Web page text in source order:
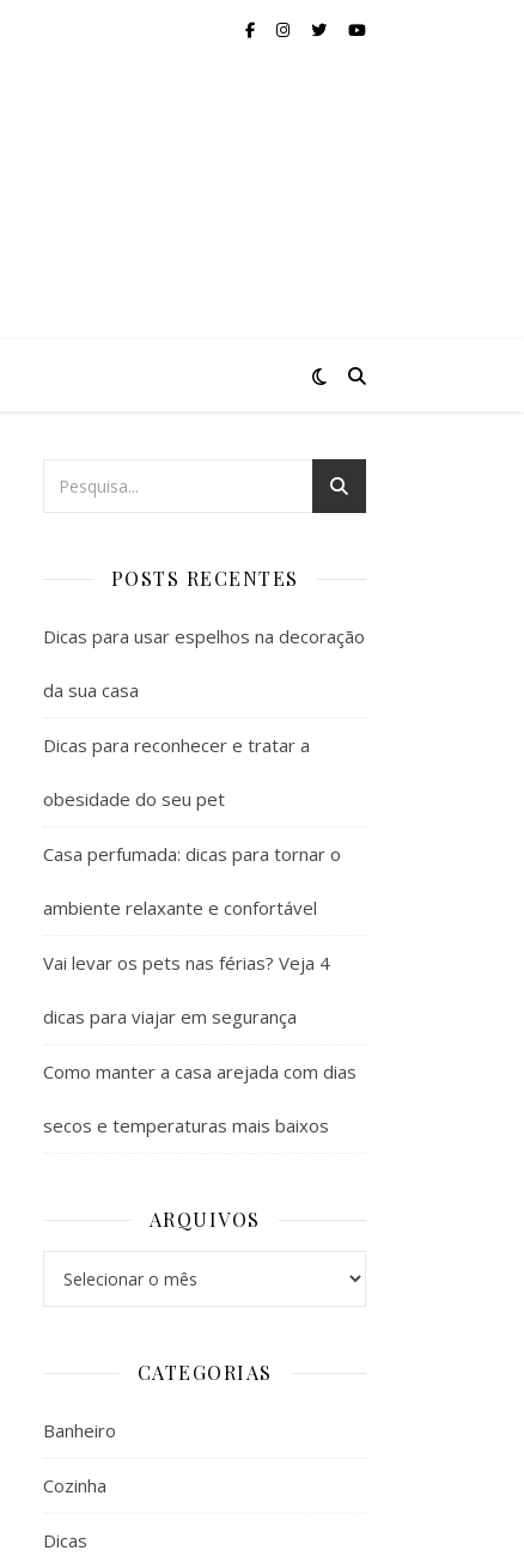
POSTS RECENTES
Dicas para usar espelhos na decoração
da sua casa
Dicas para reconhecer e tratar a
obesidade do seu pet
Casa perfumada: dicas para tornar o
ambiente relaxante e confortável
Vai levar os pets nas férias? Veja 4
dicas para viajar em segurança
Como manter a casa arejada com dias
secos e temperaturas mais baixos
ARQUIVOS
CATEGORIAS
Banheiro
Cozinha
Dicas